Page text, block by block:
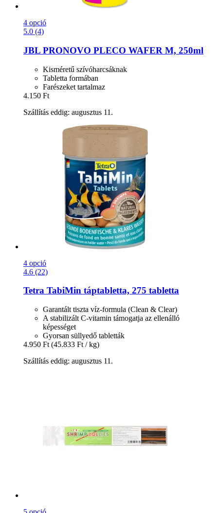
4 opció
5.0 (4)
JBL PRONOVO PLECO WAFER M, 250ml
Kisméretű szívóharcsáknak
Tabletta formában
Farészeket tartalmaz
4.150 Ft
Szállítás eddig: augusztus 11.
4 opció
4.6 (22)
Tetra TabiMin táptabletta, 275 tabletta
Garantált tiszta víz-formula (Clean & Clear)
A stabilizált C-vitamin támogatja az ellenálló
képességet
Gyorsan süllyedő tabletták
4.950 Ft (45.833 Ft / kg)
Szállítás eddig: augusztus 11.